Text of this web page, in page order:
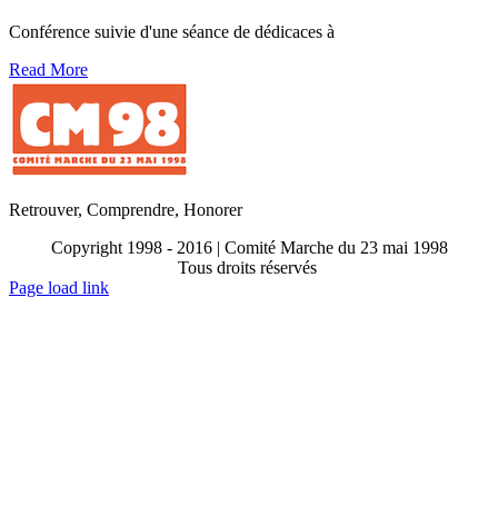
Conférence suivie d'une séance de dédicaces à
Read More
Retrouver, Comprendre, Honorer
Copyright 1998 - 2016 | Comité Marche du 23 mai 1998
Tous droits réservés
Toggle
Page load link